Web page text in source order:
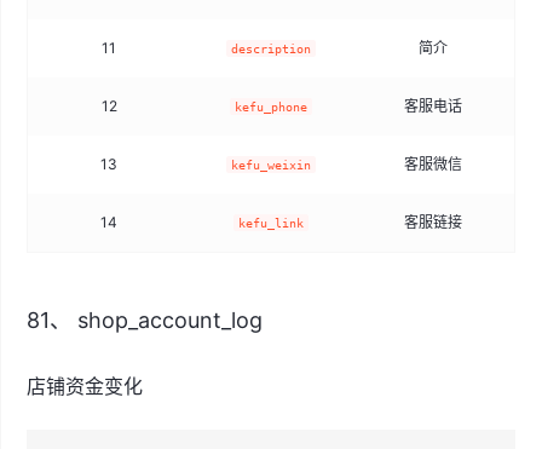
11 description 简介
12 kefu_phone 客服电话
13 kefu_weixin 客服微信
14 kefu_link 客服链接
81、 shop_account_log
店铺资金变化